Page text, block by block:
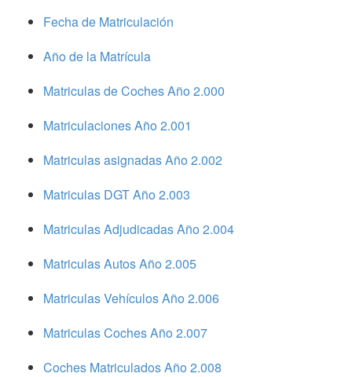
Fecha de Matriculación
Año de la Matrícula
Matriculas de Coches Año 2.000
Matriculaciones Año 2.001
Matriculas asignadas Año 2.002
Matriculas DGT Año 2.003
Matriculas Adjudicadas Año 2.004
Matriculas Autos Año 2.005
Matriculas Vehículos Año 2.006
Matriculas Coches Año 2.007
Coches Matriculados Año 2.008